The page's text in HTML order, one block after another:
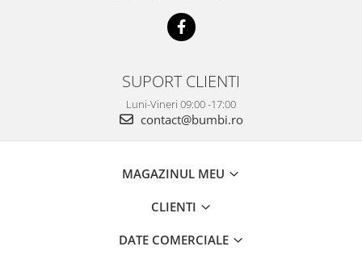
SUPORT CLIENTI
Luni-Vineri 09:00 -17:00
contact@bumbi.ro
MAGAZINUL MEU
CLIENTI
DATE COMERCIALE